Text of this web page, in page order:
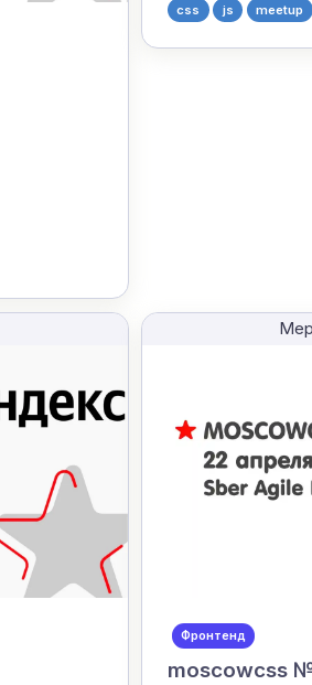
css js meetup
Фронтенд
moscowcss